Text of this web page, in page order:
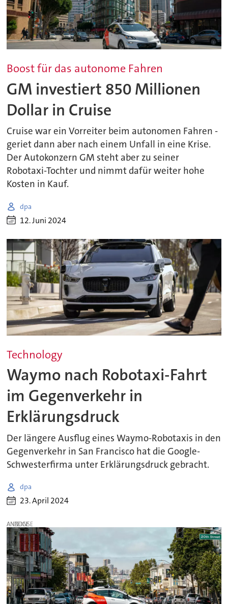
Boost für das autonome Fahren
GM investiert 850 Millionen
Dollar in Cruise
Cruise war ein Vorreiter beim autonomen Fahren -
geriet dann aber nach einem Unfall in eine Krise.
Der Autokonzern GM steht aber zu seiner
Robotaxi-Tochter und nimmt dafür weiter hohe
Kosten in Kauf.
dpa
12. Juni 2024
Technology
Waymo nach Robotaxi-Fahrt
im Gegenverkehr in
Erklärungsdruck
Der längere Ausflug eines Waymo-Robotaxis in den
Gegenverkehr in San Francisco hat die Google-
Schwesterfirma unter Erklärungsdruck gebracht.
dpa
23. April 2024
ANZEIGE